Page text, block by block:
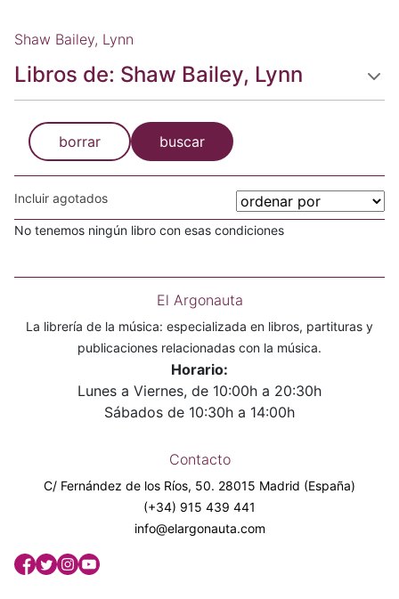
Shaw Bailey, Lynn
Libros de: Shaw Bailey, Lynn
borrar buscar
Incluir agotados
No tenemos ningún libro con esas condiciones
El Argonauta
La librería de la música: especializada en libros, partituras y
publicaciones relacionadas con la música.
Horario:
Lunes a Viernes, de 10:00h a 20:30h
Sábados de 10:30h a 14:00h
Contacto
C/ Fernández de los Ríos, 50. 28015 Madrid (España)
(+34) 915 439 441
info@elargonauta.com